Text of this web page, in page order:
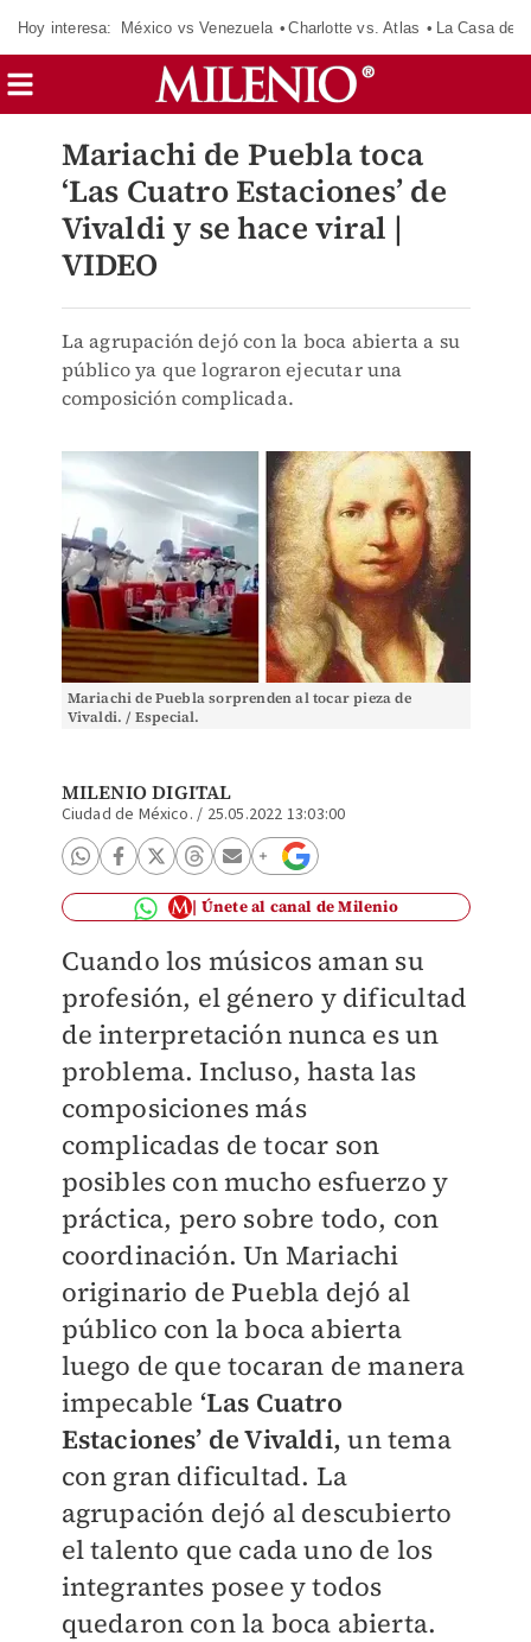
Hoy interesa: México vs Venezuela Charlotte vs. Atlas La Casa de
Mariachi de Puebla toca
‘Las Cuatro Estaciones’ de
Vivaldi y se hace viral |
VIDEO
La agrupación dejó con la boca abierta a su
público ya que lograron ejecutar una
composición complicada.
Mariachi de Puebla sorprenden al tocar pieza de
Vivaldi. / Especial.
MILENIO DIGITAL
Ciudad de México. / 25.05.2022 13:03:00
Únete al canal de Milenio
Cuando los músicos aman su
profesión, el género y dificultad
de interpretación nunca es un
problema. Incluso, hasta las
composiciones más
complicadas de tocar son
posibles con mucho esfuerzo y
práctica, pero sobre todo, con
coordinación. Un Mariachi
originario de Puebla dejó al
público con la boca abierta
luego de que tocaran de manera
impecable ‘Las Cuatro
Estaciones’ de Vivaldi, un tema
con gran dificultad. La
agrupación dejó al descubierto
el talento que cada uno de los
integrantes posee y todos
quedaron con la boca abierta.